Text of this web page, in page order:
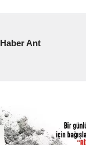
Haber Ant